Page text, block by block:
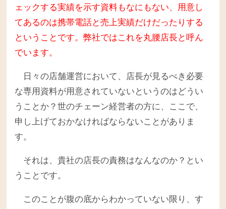
ェックする実績を示す資料もなにもない、用意し
てあるのは携帯電話と売上実績だけだったりする
ということです。弊社ではこれを丸腰店長と呼ん
でいます。
日々の店舗運営において、店長が見るべき必要
な専用資料が用意されていないというのはどうい
うことか？世のチェーン経営者の方に、ここで、
申し上げておかなければならないことがありま
す。
それは、貴社の店長の責務はなんなのか？とい
うことです。
このことが腹の底からわかっていない限り、す